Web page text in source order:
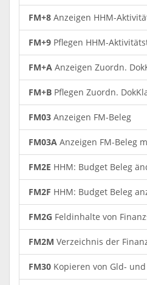
FM+8 Anzeigen HHM-
FM+9 Pflegen HHM-
FM+A Anzeigen Zuordn.
FM+B Pflegen Zuordn.
FM03 Anzeigen FM-Beleg
FM03A Anzeigen FM-Beleg
FM2E HHM: Budget Beleg
FM2F HHM: Budget Beleg
FM2G Feldinhalte von
FM2M Verzeichnis der
FM30 Kopieren von Gld-